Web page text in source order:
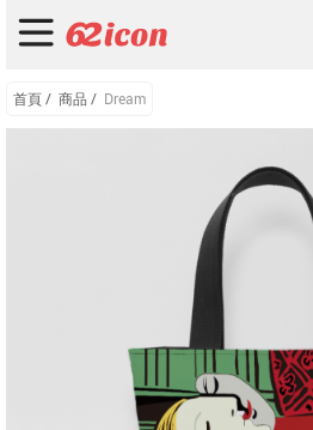
首頁/ 商品 / Dream